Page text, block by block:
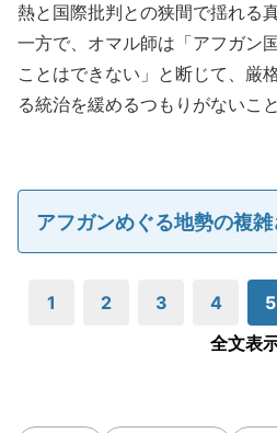
熱と国際批判との狭間で揺れる
一方で、オマル師は「アフガン
ことはできない」と断じて、厳
る統治を緩めるつもりがないこ
アフガンめぐる地勢の複雑
1 2 3 4 5
全文表